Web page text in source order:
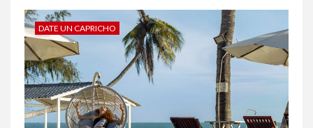
Tradiciones navideñas por el mundo
DATE UN CAPRICHO